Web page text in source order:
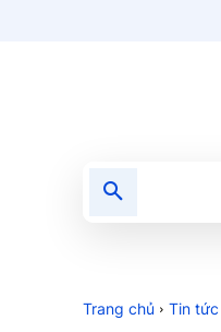
Trang chủ Tin tức